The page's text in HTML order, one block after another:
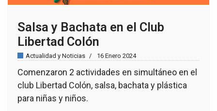
Salsa y Bachata en el Club
Libertad Colón
Actualidad y Noticias 16 Enero 2024
Comenzaron 2 actividades en simultáneo en el
club Libertad Colón, salsa, bachata y plástica
para niñas y niños.